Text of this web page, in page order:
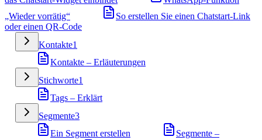
„Wieder vorrätig“
So erstellen Sie einen Chatstart-Link
oder einen QR-Code
Kontakte1
Kontakte – Erläuterungen
Stichworte1
Tags – Erklärt
Segmente3
Ein Segment erstellen
Segmente –